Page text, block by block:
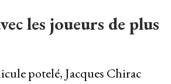
les joueurs de plus
potelé, Jacques Chirac